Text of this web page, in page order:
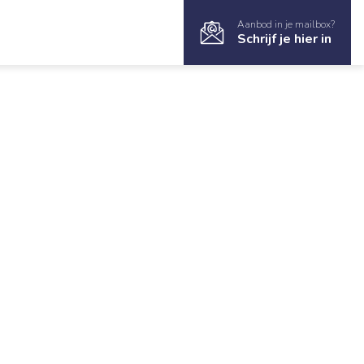
Aanbod in je mailbox?
Schrijf je hier in